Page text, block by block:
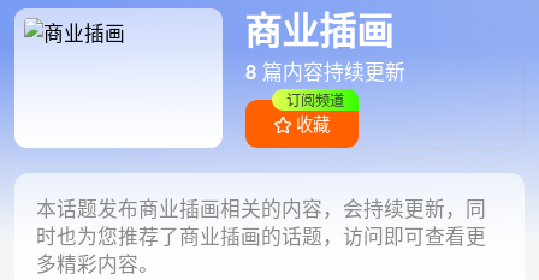
商业插画
8 篇内容持续更新
收藏
订阅频道
本话题发布商业插画相关的内容，会持续更新，同
时也为您推荐了商业插画的话题，访问即可查看更
多精彩内容。